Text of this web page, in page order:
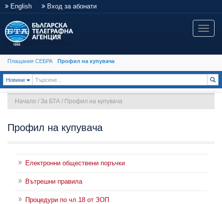
English Вход за абонати
Toggle
Плащания СЕБРА Профил на купувача
Новини Toggle Dropdown
Начало / За БТА / Профил на купувача
Профил на купувача
Електронни обществени поръчки
Вътрешни правила
Процедури по чл.18 от ЗОП